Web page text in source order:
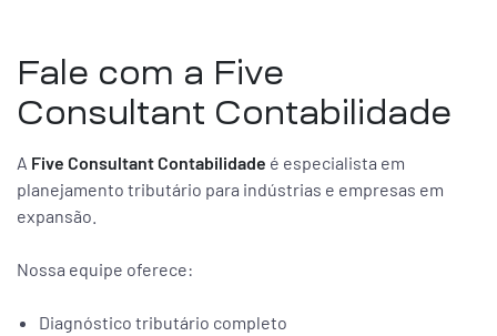
Fale com a Five
Consultant Contabilidade
A Five Consultant Contabilidade é especialista em
planejamento tributário para indústrias e empresas em
expansão.
Nossa equipe oferece:
Diagnóstico tributário completo